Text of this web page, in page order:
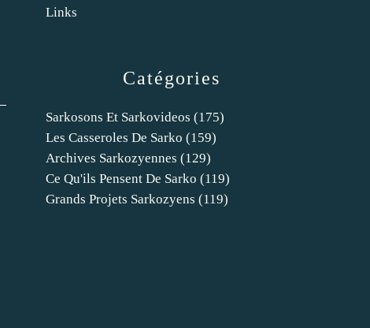
Catégories
Sarkosons Et Sarkovideos (175)
Les Casseroles De Sarko (159)
Archives Sarkozyennes (129)
Ce Qu'ils Pensent De Sarko (119)
Grands Projets Sarkozyens (119)
Links